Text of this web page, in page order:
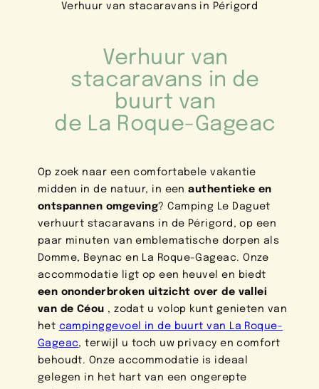
Verhuur van stacaravans in Périgord
Verhuur van
stacaravans in de
buurt van
de La Roque-Gageac
Op zoek naar een comfortabele vakantie
midden in de natuur, in eenauthentieke en
ontspannen omgeving? Camping Le Daguet
verhuurt stacaravans in de Périgord, op een
paar minuten van emblematische dorpen als
Domme, Beynac en La Roque-Gageac. Onze
accommodatie ligt op een heuvel en biedt
een ononderbroken uitzicht over de vallei
van de Céou , zodat u volop kunt genieten van
het campinggevoel in de buurt van La Roque-
Gageac, terwijl u toch uw privacy en comfort
behoudt. Onze accommodatie is ideaal
gelegen in het hart van een ongerepte